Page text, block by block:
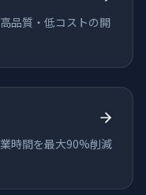
品質・低コストの開
時間を最大90%削減